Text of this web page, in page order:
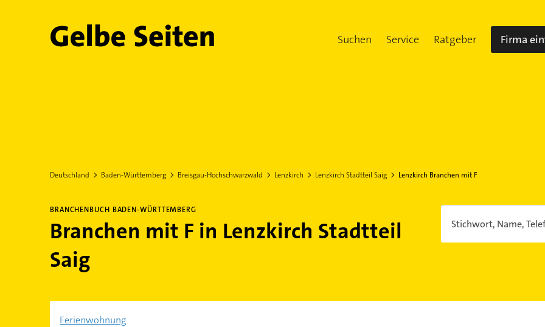
Gelbe Seiten Suchen Service Ratgeber Firma
Deutschland Baden-Württemberg Breisgau-Hochschwarzwald Lenzkirch Lenzkirch Stadtteil Saig Lenzkirch Branchen mit F
BRANCHENBUCH BADEN-WÜRTTEMBERG
Branchen mit F in Lenzkirch Stadtteil
Saig
Stichwort, Name,
Ferienwohnung